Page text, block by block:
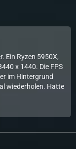
Ein Ryzen 5950X,
x 1440. Die FPS
im Hintergrund
wiederholen. Hatte